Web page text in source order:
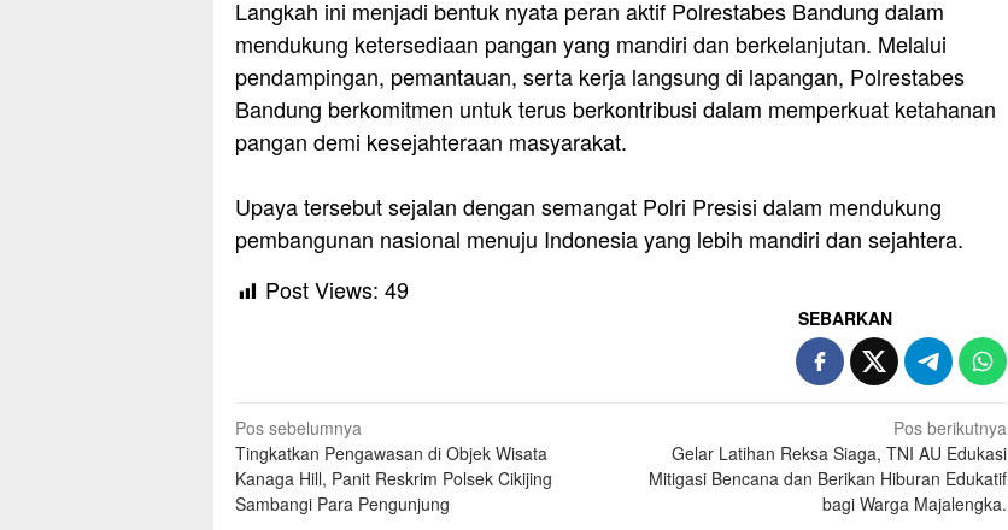
‎Langkah ini menjadi bentuk nyata peran aktif Polrestabes Bandung dalam
mendukung ketersediaan pangan yang mandiri dan berkelanjutan. Melalui
pendampingan, pemantauan, serta kerja langsung di lapangan, Polrestabes
Bandung berkomitmen untuk terus berkontribusi dalam memperkuat ketahanan
pangan demi kesejahteraan masyarakat.
‎Upaya tersebut sejalan dengan semangat Polri Presisi dalam mendukung
pembangunan nasional menuju Indonesia yang lebih mandiri dan sejahtera.
Post Views: 49
SEBARKAN
Navigasi
pos
Pos sebelumnya
Tingkatkan Pengawasan di Objek Wisata
Kanaga Hill, Panit Reskrim Polsek Cikijing
Sambangi Para Pengunjung
Pos berikutnya
Gelar Latihan Reksa Siaga, TNI AU Edukasi
Mitigasi Bencana dan Berikan Hiburan Edukatif
bagi Warga Majalengka.